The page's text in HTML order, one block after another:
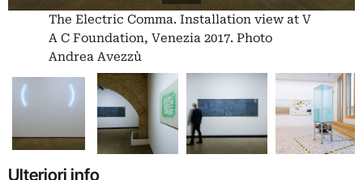
The Electric Comma. Installation view at V
A C Foundation, Venezia 2017. Photo
Andrea Avezzù
Ulteriori info